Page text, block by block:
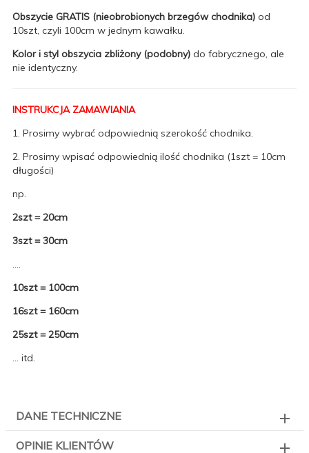
Obszycie GRATIS (nieobrobionych brzegów chodnika) od
10szt, czyli 100cm w jednym kawałku.
Kolor i styl obszycia zbliżony (podobny) do fabrycznego, ale
nie identyczny.
INSTRUKCJA ZAMAWIANIA
1. Prosimy wybrać odpowiednią szerokość chodnika.
2. Prosimy wpisać odpowiednią ilość chodnika (1szt = 10cm
długości)
np.
2szt = 20cm
3szt = 30cm
....
10szt = 100cm
16szt = 160cm
25szt = 250cm
... itd.
DANE TECHNICZNE
OPINIE KLIENTÓW